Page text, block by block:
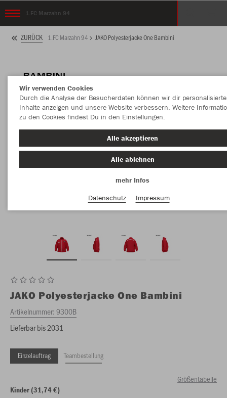
1.FC Marzahn 94
ZURÜCK 1.FC Marzahn 94 JAKO Polyesterjacke One Bambini
JAKO Polyesterjacke One Bambini
Artikelnummer:9300B
Lieferbar bis 2031
Einzelauftrag Teambestellung
Größentabelle
Kinder (31,74 €)
Wir verwenden Cookies
Durch die Analyse der Besucherdaten können wir dir personalisierte
Inhalte anzeigen und unsere Website verbessern. Weitere
zu den Cookies findest Du in den Einstellungen.
Alle akzeptieren
Alle ablehnen
mehr Infos
Datenschutz
Impressum